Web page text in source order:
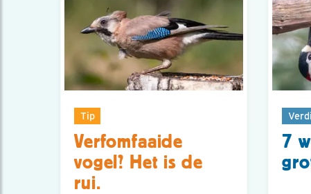
Tip
Verfomfaaide
vogel? Het is de
rui.
7